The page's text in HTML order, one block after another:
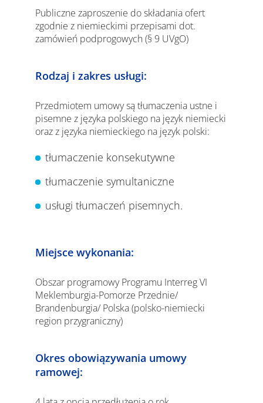
Publiczne zaproszenie do składania ofert
zgodnie z niemieckimi przepisami dot.
zamówień podprogowych (§ 9 UVgO)
Rodzaj i zakres usługi:
Przedmiotem umowy są tłumaczenia ustne i
pisemne z języka polskiego na język niemiecki
oraz z języka niemieckiego na język polski:
tłumaczenie konsekutywne
tłumaczenie symultaniczne
usługi tłumaczeń pisemnych.
Miejsce wykonania:
Obszar programowy Programu Interreg VI
Meklemburgia-Pomorze Przednie/
Brandenburgia/ Polska (polsko-niemiecki
region przygraniczny)
Okres obowiązywania umowy
ramowej: